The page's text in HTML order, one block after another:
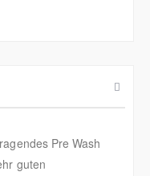
Pre Wash
guten